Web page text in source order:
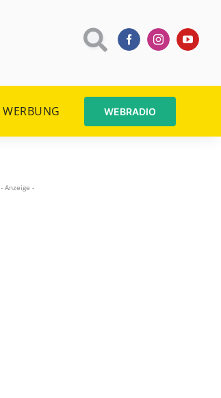
WERBUNG WEBRADIO
- Anzeige -